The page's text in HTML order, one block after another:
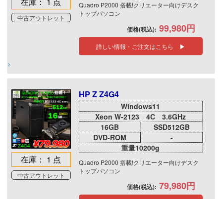
中古アウトレット
Quadro P2000 搭載!クリエーター向けデスク
トップパソコン
価格(税込): 99,980円
詳しい情報・ご注文はこちら ▶
在庫： 1 点
中古アウトレット
HP Z Z4G4
Windows11
Xeon W-2123 4C 3.6GHz
16GB
SSD512GB
DVD-ROM
-
重量10200g
Quadro P2000 搭載!クリエーター向けデスク
トップパソコン
価格(税込): 79,980円